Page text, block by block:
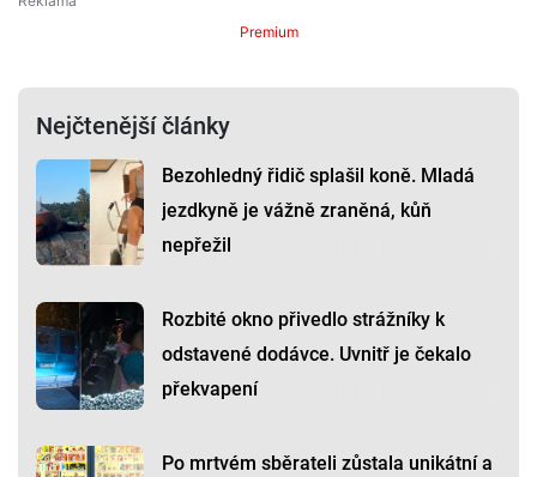
Premium
Nejčtenější články
Bezohledný řidič splašil koně. Mladá
jezdkyně je vážně zraněná, kůň
nepřežil
Rozbité okno přivedlo strážníky k
odstavené dodávce. Uvnitř je čekalo
překvapení
Po mrtvém sběrateli zůstala unikátní a